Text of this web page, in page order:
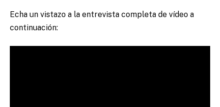
Echa un vistazo a la entrevista completa de vídeo a
continuación: